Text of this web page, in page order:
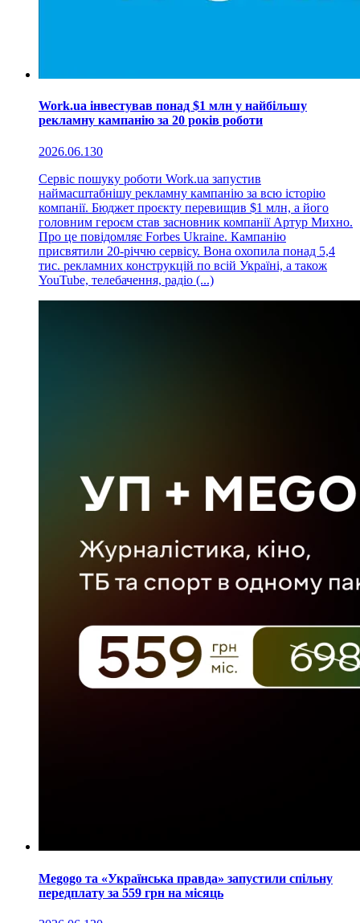
Work.ua інвестував понад $1 млн у найбільшу
рекламну кампанію за 20 років роботи
2026.06.130
Сервіс пошуку роботи Work.ua запустив
наймасштабнішу рекламну кампанію за всю історію
компанії. Бюджет проєкту перевищив $1 млн, а його
головним героєм став засновник компанії Артур Михно.
Про це повідомляє Forbes Ukraine. Кампанію
присвятили 20-річчю сервісу. Вона охопила понад 5,4
тис. рекламних конструкцій по всій Україні, а також
YouTube, телебачення, радіо (...)
Megogo та «Українська правда» запустили спільну
передплату за 559 грн на місяць